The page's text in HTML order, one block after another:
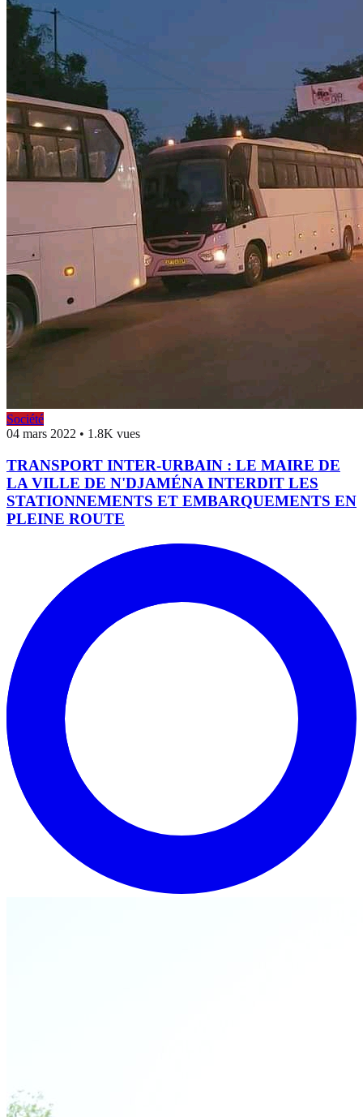
Société
04 mars 2022 • 1.8K vues
TRANSPORT INTER-URBAIN : LE MAIRE DE
LA VILLE DE N'DJAMÉNA INTERDIT LES
STATIONNEMENTS ET EMBARQUEMENTS EN
PLEINE ROUTE